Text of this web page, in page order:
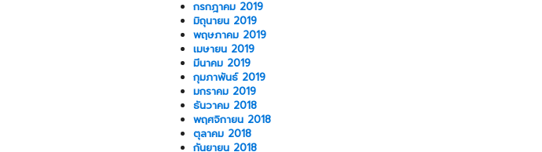
กรกฎาคม 2019
มิถุนายน 2019
พฤษภาคม 2019
เมษายน 2019
มีนาคม 2019
กุมภาพันธ์ 2019
มกราคม 2019
ธันวาคม 2018
พฤศจิกายน 2018
ตุลาคม 2018
กันยายน 2018